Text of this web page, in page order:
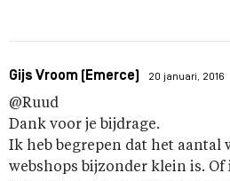
Gijs Vroom (Emerce) 20 januari, 2016
@Ruud
Dank voor je bijdrage.
Ik heb begrepen dat het aantal
webshops bijzonder klein is. Of